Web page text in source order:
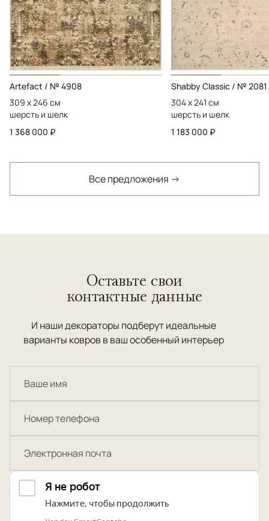
Artefact / № 4908
309 x 246 см
шерсть и шелк
1 368 000 ₽
Shabby Classic / № 2081
304 x 241 см
шерсть и шелк
1 183 000 ₽
Все предложения →
Оставьте свои
контактные данные
И наши декораторы подберут идеальные
варианты ковров в ваш особенный интерьер